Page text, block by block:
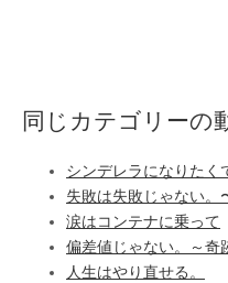
同じカテゴリーの
シンデレラになりた
失敗は失敗じゃない。
涙はコンテナに乗って
偏差値じゃない。～奇
人生はやり直せる。